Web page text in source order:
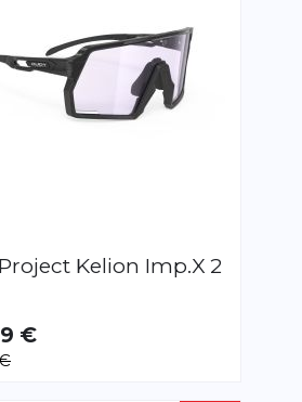
Kelion Imp.X 2
€